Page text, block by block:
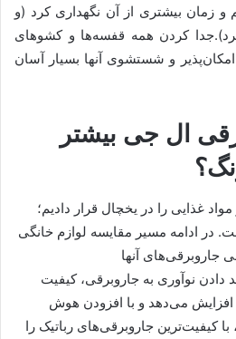
و زمان بیشتری از آن نگهداری کرد (و
کردن همه قفسه‌ها و کشوهای
و شستشوی آنها بسیار آسان
ال جی بیشتر
غذایی را در یخچال قرار دادیم؛
در ادامه مسیر مقایسه لوازم خانگی
آنها
دادن نوآوری به جاروبرقی، کیفیت
افزایش می‌دهد و با افزودن هوش
کیفیت‌ترین جاروبرقی‌های رباتیک را